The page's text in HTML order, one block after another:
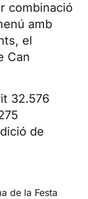
combinació
amb
el
Can
32.576
de
de la Festa